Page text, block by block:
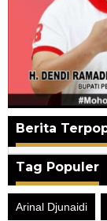
Berita
Tag Populer
Arinal Djunaidi